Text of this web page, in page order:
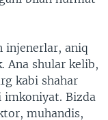
injenerlar, aniq
Ana shular kelib,
kabi shahar
Bizda
muhandis,